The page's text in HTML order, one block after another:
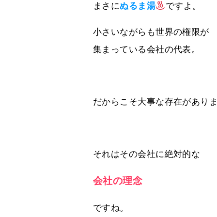
まさにぬるま湯 ですよ。
小さいながらも世界の権限が
集まっている会社の代表。
だからこそ大事な存在があり
それはその会社に絶対的な
会社の理念
ですね。